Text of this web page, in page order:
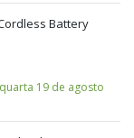
Battery
19 de agosto